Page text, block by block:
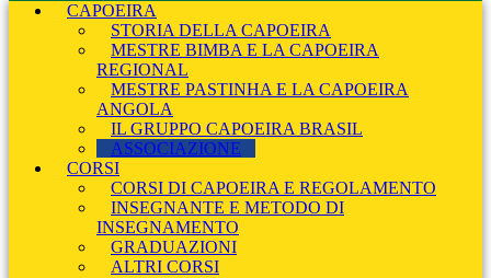
CAPOEIRA
STORIA DELLA CAPOEIRA
MESTRE BIMBA E LA CAPOEIRA
REGIONAL
MESTRE PASTINHA E LA CAPOEIRA
ANGOLA
IL GRUPPO CAPOEIRA BRASIL
ASSOCIAZIONE
CORSI
CORSI DI CAPOEIRA E REGOLAMENTO
INSEGNANTE E METODO DI
INSEGNAMENTO
GRADUAZIONI
ALTRI CORSI